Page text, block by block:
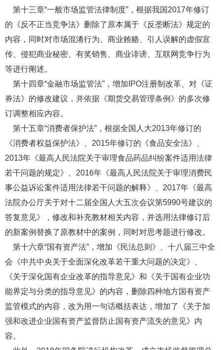
第十三章“一般市场监管法律制度”，根据我国2017年修订
的《反不正当竞争法》删除了原本属于《反垄断法》规定的
内容，同时对市场混淆行为、商业贿赂、引人误解的虚假宣
传、侵犯商业秘密、有奖销售、商业诽谤、互联网竞争行为
等进行阐述。
第十四章“金融市场监管法”，增加IPO注册制改革、对《证
券法》的修改建议，并依据《期货交易管理条例》的多次修
订调整相应内容。
第十五章“消费者保护法”，根据全国人大2013年修订的
《消费者权益保护法》、2015年修订的《食品安全法》、
2013年《最高人民法院关于审理食品药品纠纷案件适用法律
若干问题的规定》、2016年《最高人民法院关于审理消费民
事公益诉讼案件适用法律若干问题的解释》、2017年《最高
法院办公厅关于对十二届全国人大五次会议第5990号建议的
答复意见》，修改和补充教材相关内容，并选用法律修订后
的新案例替换了原教材中的案例，同时对思考题进行修改。
第十六章“国有资产法”，增加《民法总则》、十八届三中全
会《中共中央关于全面深化改革若干重大问题的决定》、
《关于深化国有企业改革的指导意见》和《关于国有企业功
能界定与分类的指导意见》的内容，删除四种地方国有资产
监管模式的内容，改为用一句话概括表达，增加了《关于加
强和改进企业国有资产监督防止国有资产流失的意见》内
容。